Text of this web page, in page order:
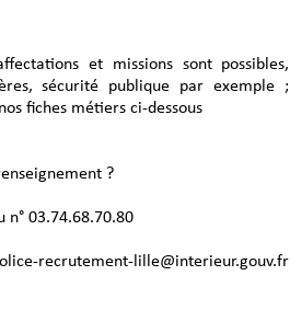
et missions sont possibles,
sécurité publique par exemple ;
fiches métiers ci-dessous
?
n° 03.74.68.70.80
recrutement-lille@interieur.gouv.fr